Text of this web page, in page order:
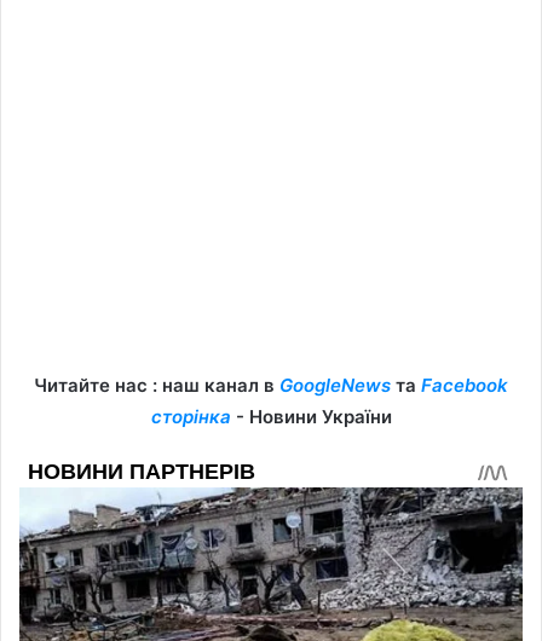
Читайте нас : наш канал в GoogleNews та Facebook
сторінка - Новини України